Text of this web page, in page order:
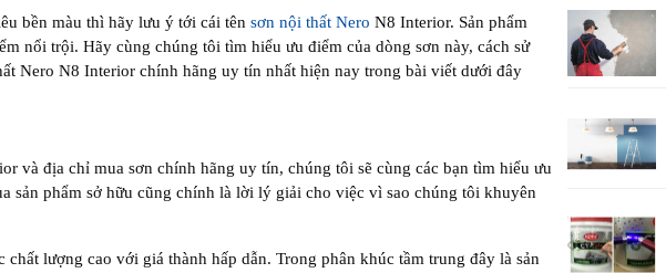
bền màu thì hãy lưu ý tới cái tên sơn nội thất Nero N8 Interior. Sản phẩm
nổi trội. Hãy cùng chúng tôi tìm hiểu ưu điểm của dòng sơn này, cách sử
Nero N8 Interior chính hãng uy tín nhất hiện nay trong bài viết dưới đây
và địa chỉ mua sơn chính hãng uy tín, chúng tôi sẽ cùng các bạn tìm hiểu ưu
sản phẩm sở hữu cũng chính là lời lý giải cho việc vì sao chúng tôi khuyên
lượng cao với giá thành hấp dẫn. Trong phân khúc tầm trung đây là sản